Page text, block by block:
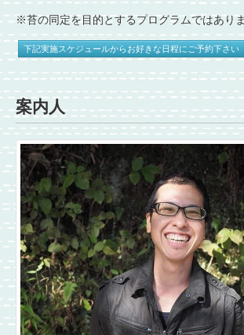
※苔の同定を目的とするプログラムではあり
下記実施スケジュールからお好きな日程にご予約下さい
案内人